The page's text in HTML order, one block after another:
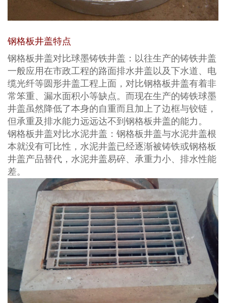
钢格板井盖特点
钢格板井盖对比球墨铸铁井盖：以往生产的铸铁井盖
一般应用在市政工程的路面排水井盖以及下水道、电
缆光纤等圆形井盖工程上面，对比钢格板井盖有着非
常笨重、漏水面积小等缺点。而现在生产的铸铁球墨
井盖虽然降低了本身的自重而且加上了边框与铰链，
但承重及排水能力远远达不到钢格板井盖的能力。
钢格板井盖对比水泥井盖：钢格板井盖与水泥井盖根
本就没有可比性，水泥井盖已经逐渐被铸铁或钢格板
井盖产品替代，水泥井盖易碎、承重力小、排水性能
差。